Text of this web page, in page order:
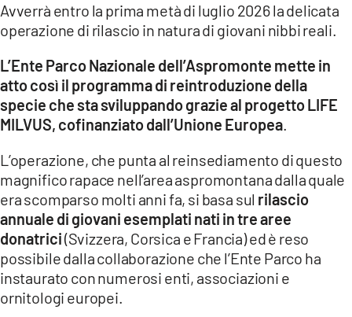
LACONAIR.IT
ILREGGINO.IT
COSENZACHANNEL.IT
CATANZAROCHANNEL.IT
LACAPITALENEWS.IT
App
ANDROID
Avverrà entro la prima metà di luglio 2026 la delicata
operazione di rilascio in natura di giovani nibbi reali.
L’Ente Parco Nazionale dell’Aspromonte mette in
atto così il programma di reintroduzione della
specie che sta sviluppando grazie al progetto LIFE
MILVUS, cofinanziato dall’Unione Europea.
L’operazione, che punta al reinsediamento di questo
magnifico rapace nell’area aspromontana dalla quale
era scomparso molti anni fa, si basa sul rilascio
annuale di giovani esemplati nati in tre aree
donatrici(Svizzera, Corsica e Francia) ed è reso
possibile dalla collaborazione che l’Ente Parco ha
instaurato con numerosi enti, associazioni e
ornitologi europei.